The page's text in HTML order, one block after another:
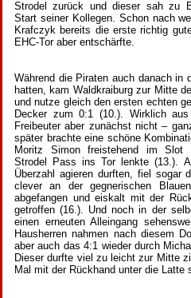
Strodel zurück und dieser sah zu
Start seiner Kollegen. Schon nach
Krafczyk bereits die erste richtig
EHC-Tor aber entschärfte.
Während die Piraten auch danach in
hatten, kam Waldkraiburg zur Mitte
und nutze gleich den ersten echten
Decker zum 0:1 (10.). Wirklich
Freibeuter aber zunächst nicht –
später brachte eine schöne
Moritz Simon freistehend im Slot
Strodel Pass ins Tor lenkte (13.).
Überzahl agieren durften, fiel sogar
clever an der gegnerischen
abgefangen und eiskalt mit der
getroffen (16.). Und noch in der
einen erneuten Alleingang
Hausherren nahmen nach diesem
aber auch das 4:1 wieder durch
Dieser durfte viel zu leicht zur Mitte
Mal mit der Rückhand unter die Latte